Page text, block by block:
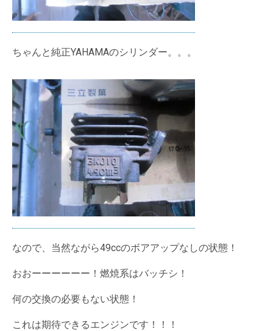
ちゃんと純正YAHAMAのシリンダー。。。
なので、当然ながら49ccのボアアップなしの状態！
おおーーーーーー！燃焼系はバッチシ！
何の交換の必要もない状態！
これは期待できるエンジンです！！！